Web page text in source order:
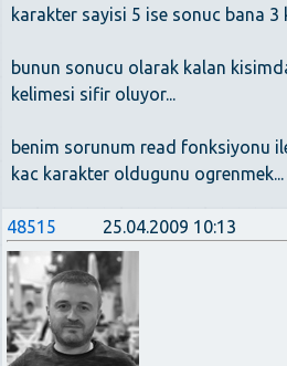
karakter sayisi 5 ise sonuc bana
bunun sonucu olarak kalan
kelimesi sifir oluyor...
benim sorunum read fonksiyonu
kac karakter oldugunu ogrenmek...
48515 25.04.2009 10:13